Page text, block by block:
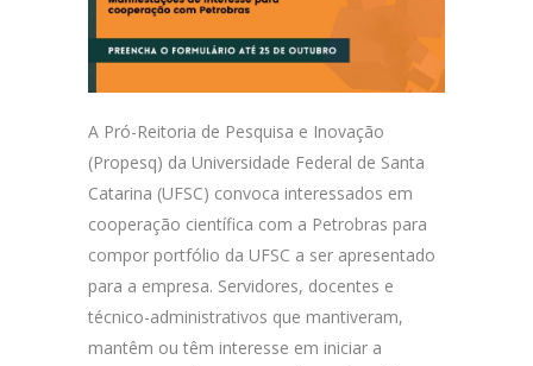
A Pró-Reitoria de Pesquisa e Inovação
(Propesq) da Universidade Federal de Santa
Catarina (UFSC) convoca interessados em
cooperação científica com a Petrobras para
compor portfólio da UFSC a ser apresentado
para a empresa. Servidores, docentes e
técnico-administrativos que mantiveram,
mantêm ou têm interesse em iniciar a